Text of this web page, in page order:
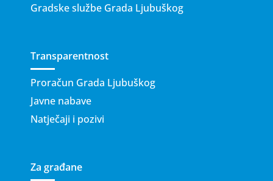
Gradske službe Grada Ljubuškog
Transparentnost
Proračun Grada Ljubuškog
Javne nabave
Natječaji i pozivi
Za građane